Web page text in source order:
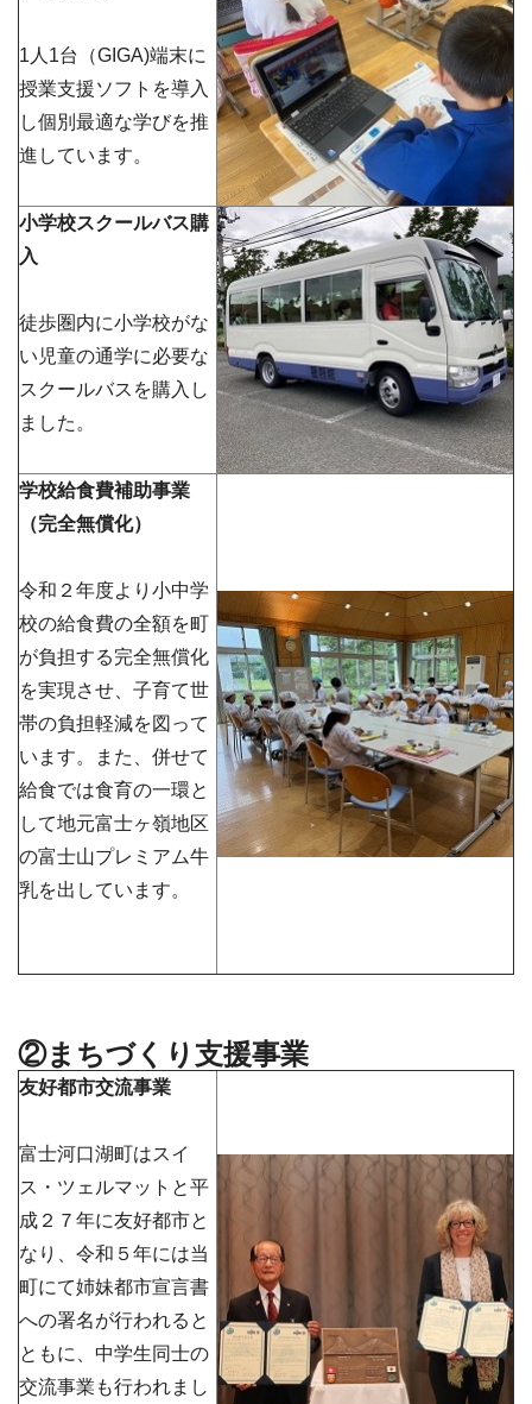
1人1台（GIGA)端末に
授業支援ソフトを導入
し個別最適な学びを推
進しています。
小学校スクールバス購
入
徒歩圏内に小学校がな
い児童の通学に必要な
スクールバスを購入し
ました。
学校給食費補助事業
（完全無償化）
令和２年度より小中学
校の給食費の全額を町
が負担する完全無償化
を実現させ、子育て世
帯の負担軽減を図って
います。また、併せて
給食では食育の一環と
して地元富士ヶ嶺地区
の富士山プレミアム牛
乳を出しています。
②まちづくり支援事業
友好都市交流事業
富士河口湖町はスイ
ス・ツェルマットと平
成２７年に友好都市と
なり、令和５年には当
町にて姉妹都市宣言書
への署名が行われると
ともに、中学生同士の
交流事業も行われまし